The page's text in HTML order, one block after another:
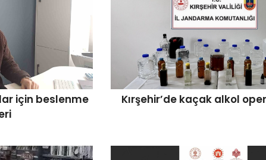
için beslenme
Kırşehir’de kaçak alkol
Kırmızı-siyahlılar